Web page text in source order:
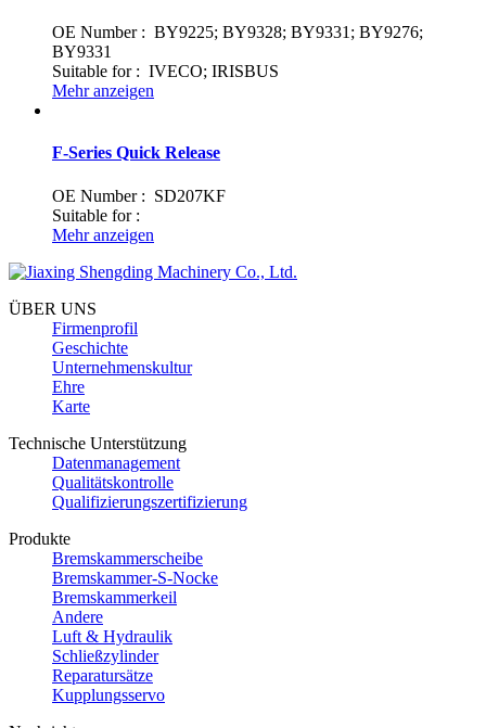
OE Number : BY9225; BY9328; BY9331; BY9276;
BY9331
Suitable for : IVECO; IRISBUS
Mehr anzeigen
F-Series Quick Release
OE Number : SD207KF
Suitable for :
Mehr anzeigen
ÜBER UNS
Firmenprofil
Geschichte
Unternehmenskultur
Ehre
Karte
Technische Unterstützung
Datenmanagement
Qualitätskontrolle
Qualifizierungszertifizierung
Produkte
Bremskammerscheibe
Bremskammer-S-Nocke
Bremskammerkeil
Andere
Luft & Hydraulik
Schließzylinder
Reparatursätze
Kupplungsservo